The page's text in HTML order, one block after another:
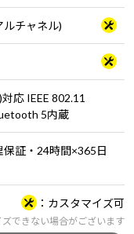
ルチャネル)
応 IEEE 802.11
5内蔵
証・24時間×365日
カスタマイズ可
できない場合がございます